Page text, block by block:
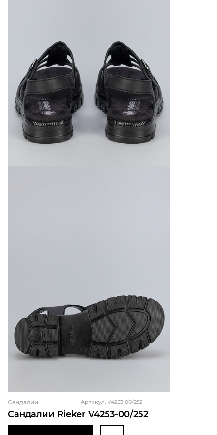
Сандалии Rieker V4253-00/252
Сандалии Артикул: V4253-00/252